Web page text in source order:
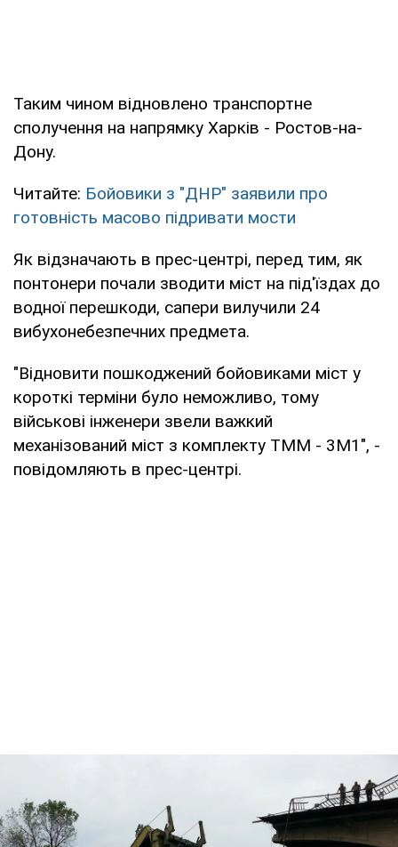
Таким чином відновлено транспортне
сполучення на напрямку Харків - Ростов-на-
Дону.
Читайте: Бойовики з "ДНР" заявили про
готовність масово підривати мости
Як відзначають в прес-центрі, перед тим, як
понтонери почали зводити міст на під'їздах до
водної перешкоди, сапери вилучили 24
вибухонебезпечних предмета.
"Відновити пошкоджений бойовиками міст у
короткі терміни було неможливо, тому
військові інженери звели важкий
механізований міст з комплекту ТММ - 3М1", -
повідомляють в прес-центрі.